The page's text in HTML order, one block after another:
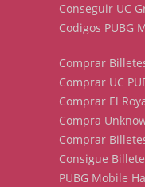
Conseguir UC
Codigos PUBG
Comprar
Comprar UC
Comprar El
Compra
Comprar
Consigue
PUBG Mobile